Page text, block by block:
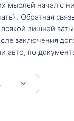
мыслей начал с
. Обратная
лишней
заключения
авто, по
зайти, образцы и
Меня тепло